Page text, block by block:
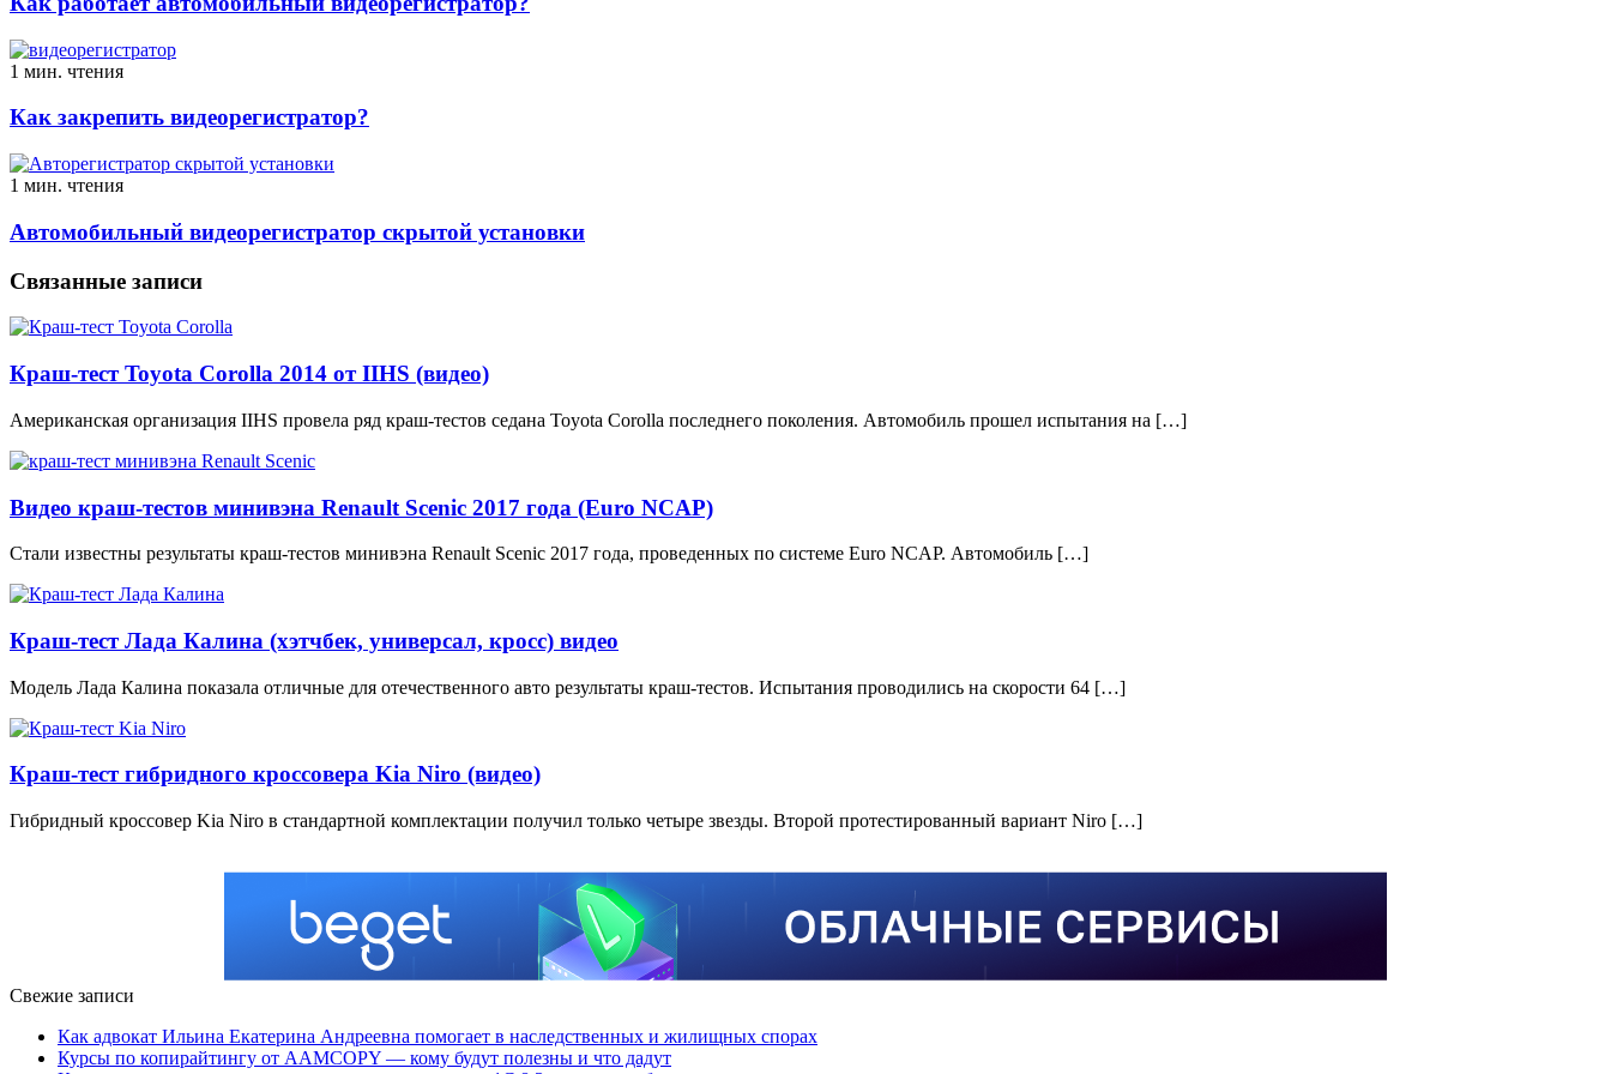
1 мин. чтения
Как закрепить видеорегистратор?
1 мин. чтения
Автомобильный видеорегистратор скрытой установки
Связанные записи
Краш-тест Toyota Corolla 2014 от IIHS (видео)
Американская организация IIHS провела ряд краш-тестов седана Toyota Corolla последнего поколения. Автомобиль прошел испытания на […]
Видео краш-тестов минивэна Renault Scenic 2017 года (Euro NCAP)
Стали известны результаты краш-тестов минивэна Renault Scenic 2017 года, проведенных по системе Euro NCAP. Автомобиль […]
Краш-тест Лада Калина (хэтчбек, универсал, кросс) видео
Модель Лада Калина показала отличные для отечественного авто результаты краш-тестов. Испытания проводились на скорости 64 […]
Краш-тест гибридного кроссовера Kia Niro (видео)
Гибридный кроссовер Kia Niro в стандартной комплектации получил только четыре звезды. Второй протестированный вариант Niro […]
Свежие записи
Как адвокат Ильина Екатерина Андреевна помогает в наследственных и жилищных спорах
Курсы по копирайтингу от AAMCOPY — кому будут полезны и что дадут